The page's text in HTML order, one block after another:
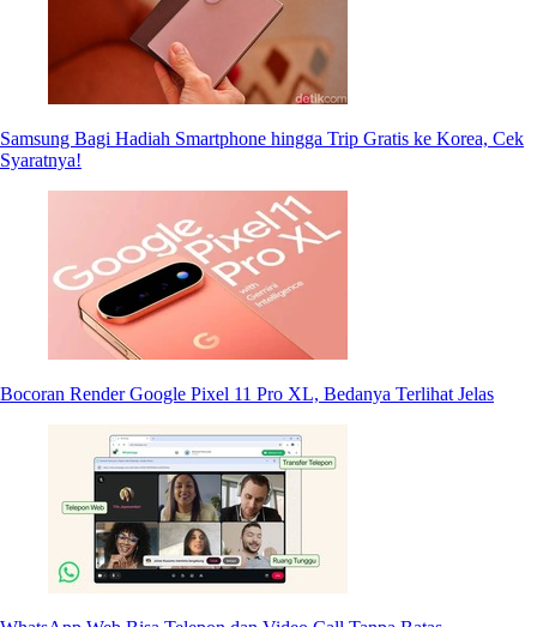
Samsung Bagi Hadiah Smartphone hingga Trip Gratis ke Korea, Cek
Syaratnya!
Bocoran Render Google Pixel 11 Pro XL, Bedanya Terlihat Jelas